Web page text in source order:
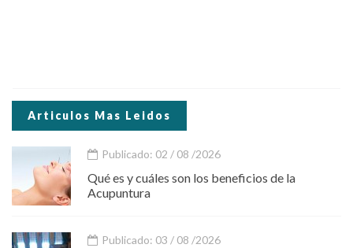
Articulos Mas Leidos
Publicado: 02 / 08 /2026
Qué es y cuáles son los beneficios de la
Acupuntura
Publicado: 03 / 08 /2026